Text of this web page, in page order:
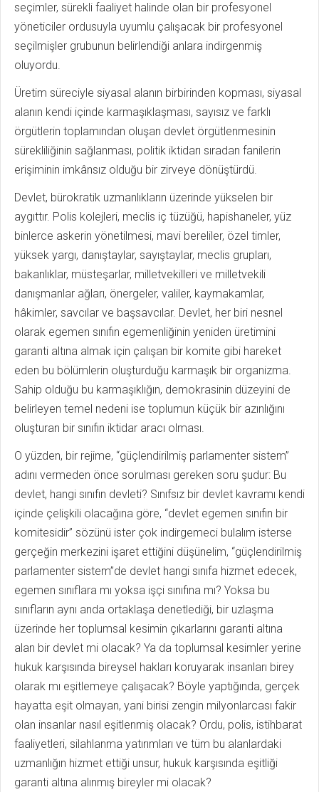
seçimler, sürekli faaliyet halinde olan bir profesyonel
yöneticiler ordusuyla uyumlu çalışacak bir profesyonel
seçilmişler grubunun belirlendiği anlara indirgenmiş
oluyordu.
Üretim süreciyle siyasal alanın birbirinden kopması, siyasal
alanın kendi içinde karmaşıklaşması, sayısız ve farklı
örgütlerin toplamından oluşan devlet örgütlenmesinin
sürekliliğinin sağlanması, politik iktidarı sıradan fanilerin
erişiminin imkânsız olduğu bir zirveye dönüştürdü.
Devlet, bürokratik uzmanlıkların üzerinde yükselen bir
aygıttır. Polis kolejleri, meclis iç tüzüğü, hapishaneler, yüz
binlerce askerin yönetilmesi, mavi bereliler, özel timler,
yüksek yargı, danıştaylar, sayıştaylar, meclis grupları,
bakanlıklar, müsteşarlar, milletvekilleri ve milletvekili
danışmanlar ağları, önergeler, valiler, kaymakamlar,
hâkimler, savcılar ve başsavcılar. Devlet, her biri nesnel
olarak egemen sınıfın egemenliğinin yeniden üretimini
garanti altına almak için çalışan bir komite gibi hareket
eden bu bölümlerin oluşturduğu karmaşık bir organizma.
Sahip olduğu bu karmaşıklığın, demokrasinin düzeyini de
belirleyen temel nedeni ise toplumun küçük bir azınlığını
oluşturan bir sınıfın iktidar aracı olması.
O yüzden, bir rejime, “güçlendirilmiş parlamenter sistem”
adını vermeden önce sorulması gereken soru şudur: Bu
devlet, hangi sınıfın devleti? Sınıfsız bir devlet kavramı kendi
içinde çelişkili olacağına göre, “devlet egemen sınıfın bir
komitesidir” sözünü ister çok indirgemeci bulalım isterse
gerçeğin merkezini işaret ettiğini düşünelim, “güçlendirilmiş
parlamenter sistem”de devlet hangi sınıfa hizmet edecek,
egemen sınıflara mı yoksa işçi sınıfına mı? Yoksa bu
sınıfların aynı anda ortaklaşa denetlediği, bir uzlaşma
üzerinde her toplumsal kesimin çıkarlarını garanti altına
alan bir devlet mi olacak? Ya da toplumsal kesimler yerine
hukuk karşısında bireysel hakları koruyarak insanları birey
olarak mı eşitlemeye çalışacak? Böyle yaptığında, gerçek
hayatta eşit olmayan, yani birisi zengin milyonlarcası fakir
olan insanlar nasıl eşitlenmiş olacak? Ordu, polis, istihbarat
faaliyetleri, silahlanma yatırımları ve tüm bu alanlardaki
uzmanlığın hizmet ettiği unsur, hukuk karşısında eşitliği
garanti altına alınmış bireyler mi olacak?